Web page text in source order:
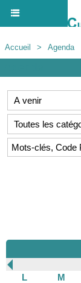
Accueil > Agenda
L
M